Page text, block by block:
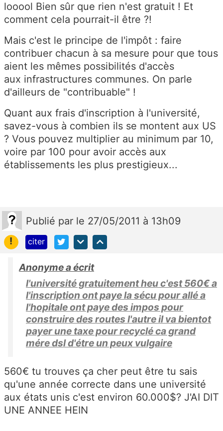
looool Bien sûr que rien n'est gratuit ! Et
comment cela pourrait-il être ?!
Mais c'est le principe de l'impôt : faire
contribuer chacun à sa mesure pour que tous
aient les mêmes possibilités d'accès
aux infrastructures communes. On parle
d'ailleurs de "contribuable" !
Quant aux frais d'inscription à l'université,
savez-vous à combien ils se montent aux US
? Vous pouvez multiplier au minimum par 10,
voire par 100 pour avoir accès aux
établissements les plus prestigieux...
Publié par le 27/05/2011 à 13h09
!
citer
Anonyme a écrit
l'université gratuitement heu c'est 560€ a
l'inscription ont paye la sécu pour allé a
l'hopitale ont paye des impos pour
construire des routes l'autre il va bientot
payer une taxe pour recyclé ca grand
mére dsl d'étre un peux vulgaire
560€ tu trouves ça cher peut être tu sais
qu'une année correcte dans une université
aux états unis c'est environ 60.000$? J'AI DIT
UNE ANNEE HEIN